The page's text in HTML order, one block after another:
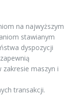
na najwyższym
stawianym
dyspozycji
maszyn i
transakcji.